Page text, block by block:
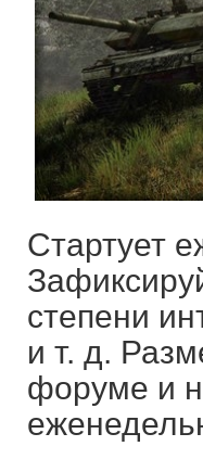
Стартует
степени
и т. д.
форуме и